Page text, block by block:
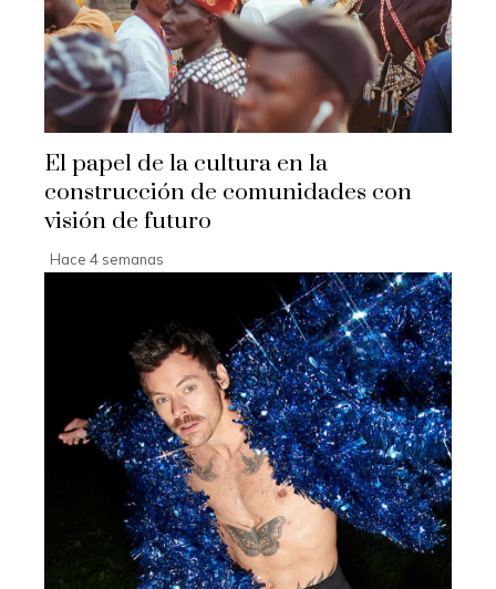
El papel de la cultura en la
construcción de comunidades con
visión de futuro
Hace 4 semanas